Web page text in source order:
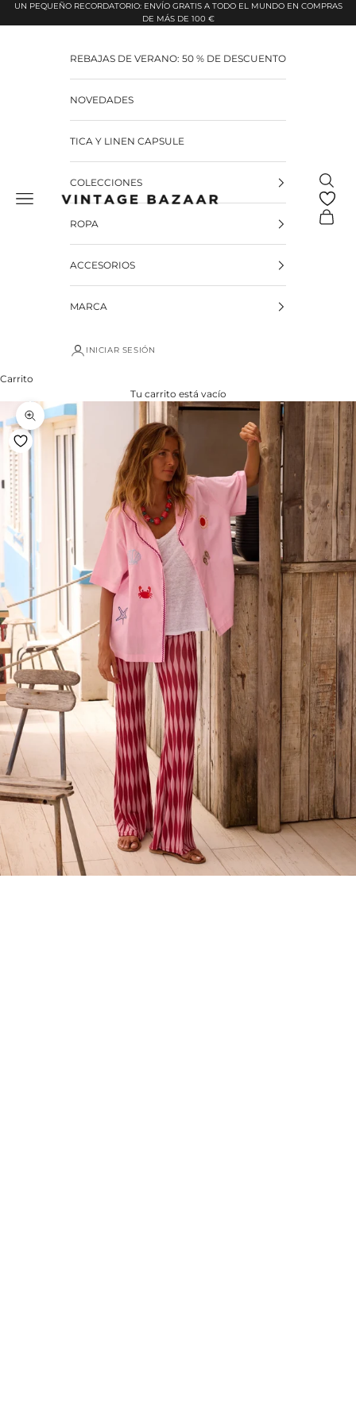
Pular para o conteúdo
UN PEQUEÑO RECORDATORIO: ENVÍO GRATIS A TODO EL MUNDO EN COMPRAS
DE MÁS DE 100 €
Vintage Bazaar
REBAJAS DE VERANO: 50 % DE DESCUENTO
NOVEDADES
TICA Y LINEN CAPSULE
COLECCIONES
ROPA
ACCESORIOS
MARCA
INICIAR SESIÓN
Carrito
Tu carrito está vacío
Zoom na imagem